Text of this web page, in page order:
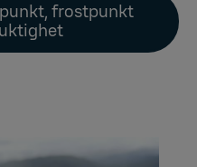
frostpunkt